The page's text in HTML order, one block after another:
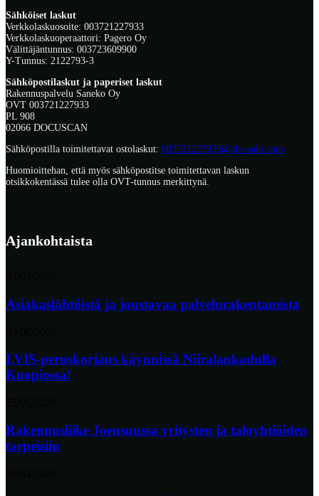
Sähköiset laskut
Verkkolaskuosoite: 003721227933
Verkkolaskuoperaattori: Pagero Oy
Välittäjäntunnus: 003723609900
Y-Tunnus: 2122793-3
Sähköpostilaskut ja paperiset laskut
Rakennuspalvelu Saneko Oy
OVT 003721227933
PL 908
02066 DOCUSCAN
Sähköpostilla toimitettavat ostolaskut: 003721227933@xbs-salo.com
Huomioittehan, että myös sähköpostitse toimitettavan laskun
otsikkokentässä tulee olla OVT-tunnus merkittynä.
Ajankohtaista
Asiakaslähtöistä ja joustavaa palvelurakentamista
LVIS-peruskorjaus käynnissä Niiralankadulla
Kuopiossa!
Rakennusliike Joensuussa yritysten ja taloyhtiöiden
tarpeisiin